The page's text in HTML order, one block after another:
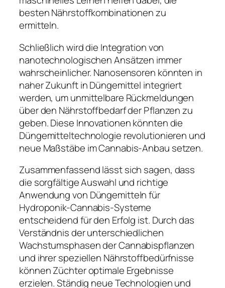
besten Nährstoffkombinationen zu
ermitteln.
Schließlich wird die Integration von
nanotechnologischen Ansätzen immer
wahrscheinlicher. Nanosensoren könnten in
naher Zukunft in Düngemittel integriert
werden, um unmittelbare Rückmeldungen
über den Nährstoffbedarf der Pflanzen zu
geben. Diese Innovationen könnten die
Düngemitteltechnologie revolutionieren und
neue Maßstäbe im Cannabis-Anbau setzen.
Zusammenfassend lässt sich sagen, dass
die sorgfältige Auswahl und richtige
Anwendung von Düngemitteln für
Hydroponik-Cannabis-Systeme
entscheidend für den Erfolg ist. Durch das
Verständnis der unterschiedlichen
Wachstumsphasen der Cannabispflanzen
und ihrer speziellen Nährstoffbedürfnisse
können Züchter optimale Ergebnisse
erzielen. Ständig neue Technologien und